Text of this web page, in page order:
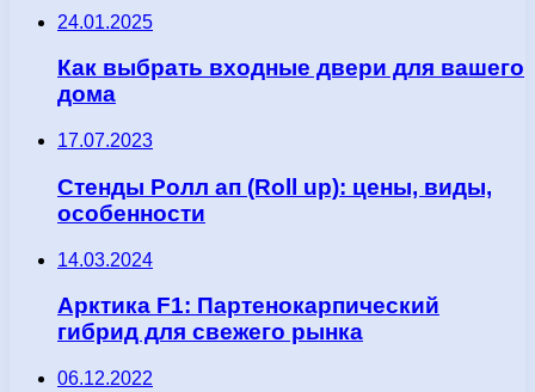
24.01.2025
Как выбрать входные двери для вашего
дома
17.07.2023
Стенды Ролл ап (Roll up): цены, виды,
особенности
14.03.2024
Арктика F1: Партенокарпический
гибрид для свежего рынка
06.12.2022